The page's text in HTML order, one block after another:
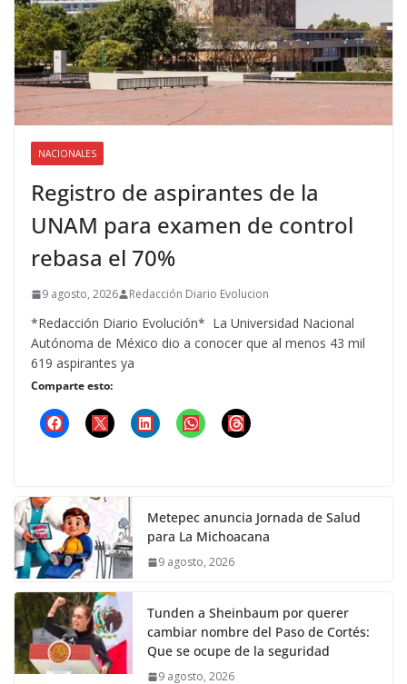
NACIONALES
Registro de aspirantes de la
UNAM para examen de control
rebasa el 70%
9 agosto, 2026 Redacción Diario Evolucion
*Redacción Diario Evolución* La Universidad Nacional
Autónoma de México dio a conocer que al menos 43 mil
619 aspirantes ya
Comparte esto:
Metepec anuncia Jornada de Salud
para La Michoacana
9 agosto, 2026
Tunden a Sheinbaum por querer
cambiar nombre del Paso de Cortés:
Que se ocupe de la seguridad
9 agosto, 2026